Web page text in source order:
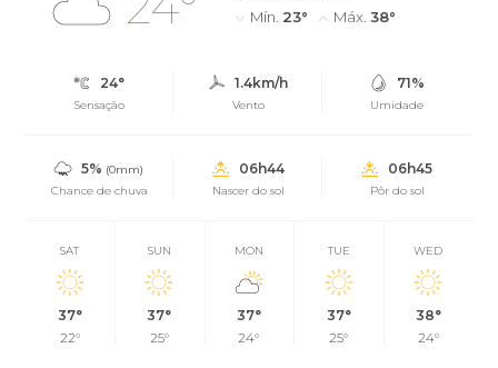
Mín. 23° Máx. 38°
24°
Sensação
1.4km/h
Vento
71%
Umidade
5% (0mm)
Chance de chuva
06h44
Nascer do sol
06h45
Pôr do sol
SAT
37°
22°
SUN
37°
25°
MON
37°
24°
TUE
37°
25°
WED
38°
24°